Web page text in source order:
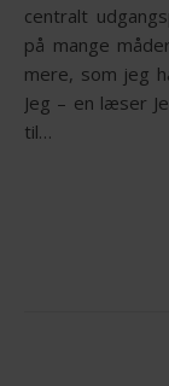
centralt
på mange
mere, som jeg
Jeg – en læser
til…